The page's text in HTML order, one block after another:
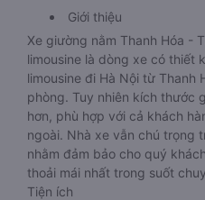
Giới thiệu
Xe giường nằm Thanh Hóa -
limousine là dòng xe có thiết
limousine đi Hà Nội từ Thanh
phòng. Tuy nhiên kích thước
hơn, phù hợp với cả khách
ngoài. Nhà xe vẫn chú trọng
nhằm đảm bảo cho quý
thoải mái nhất trong suốt
Tiện ích